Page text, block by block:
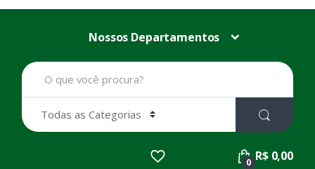
Nossos Departamentos
B
u
a
r
0 R$ 0,00